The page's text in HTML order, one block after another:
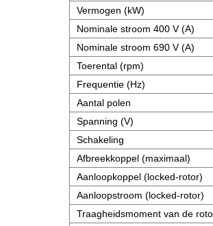
Vermogen (kW)
Nominale stroom 400 V (A)
Nominale stroom 690 V (A)
Toerental (rpm)
Frequentie (Hz)
Aantal polen
Spanning (V)
Schakeling
Afbreekkoppel (maximaal)
Aanloopkoppel (locked-rotor)
Aanloopstroom (locked-rotor)
Traagheidsmoment van de